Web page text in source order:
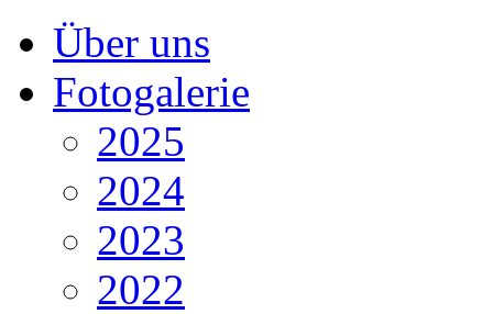
Über uns
Fotogalerie
2025
2024
2023
2022